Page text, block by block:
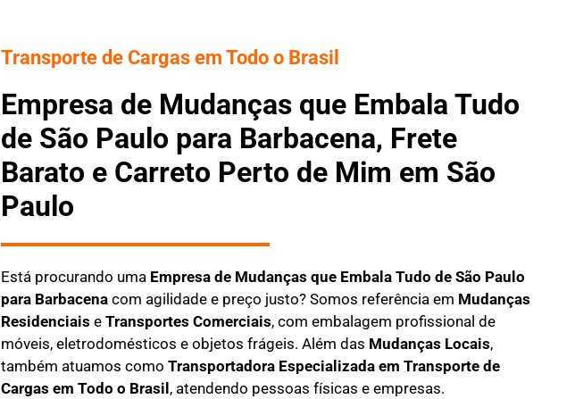
Transporte de Cargas em Todo o Brasil
Empresa de Mudanças que Embala Tudo
de São Paulo para Barbacena, Frete
Barato e Carreto Perto de Mim em São
Paulo
Está procurando uma Empresa de Mudanças que Embala Tudo de São Paulo
para Barbacenacom agilidade e preço justo? Somos referência em Mudanças
Residenciais e Transportes Comerciais, com embalagem profissional de
móveis, eletrodomésticos e objetos frágeis. Além das Mudanças Locais,
também atuamos como Transportadora Especializada em Transporte de
Cargas em Todo o Brasil , atendendo pessoas físicas e empresas.